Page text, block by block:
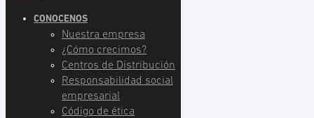
CONOCENOS
Nuestra empresa
¿Cómo crecimos?
Centros de Distribución
Responsabilidad social
empresarial
Código de ética